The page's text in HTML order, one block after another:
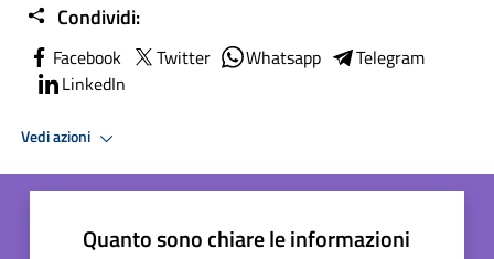
Condividi:
Facebook Twitter Whatsapp
Telegram
LinkedIn
Vedi azioni
Quanto sono chiare le informazioni